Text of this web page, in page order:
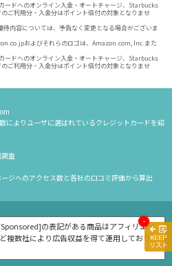
-
ードへのオンライン入金・オートチャージ、Starbucks
ご利用分・入金分はポイント倍付の対象となりませ
内容については、予告なく変更となる場合がございま
およびそれらのロゴは、Amazon.com, Inc.また
ードへのオンライン入金・オートチャージ、Starbucks
ご利用分・入金分はポイント倍付の対象となりませ
によりユーザに選ばれているクレジットカードを紹
査
ジへのアクセス数と各社の口コミ評価から算出
の表記がある商品はアフィリエイ
複数社により広告収益を得て運用しており